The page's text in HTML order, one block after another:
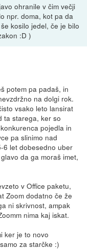
ohranile v čim večji
npr. doma, kot pa da
kosilo jedel, če je bilo
:D )
potem pa padaš, in
na dolgi rok.
vsako leto lansirat
ta starega, ker so
pojedla in
pa slinimo nad
6 let dobesedno uber
da ga moraš imet,
v Office paketu,
Zoom dodatno če že
ni skrivnost, ampak
nima kaj iskat.
ker je to novo
za starčke :)